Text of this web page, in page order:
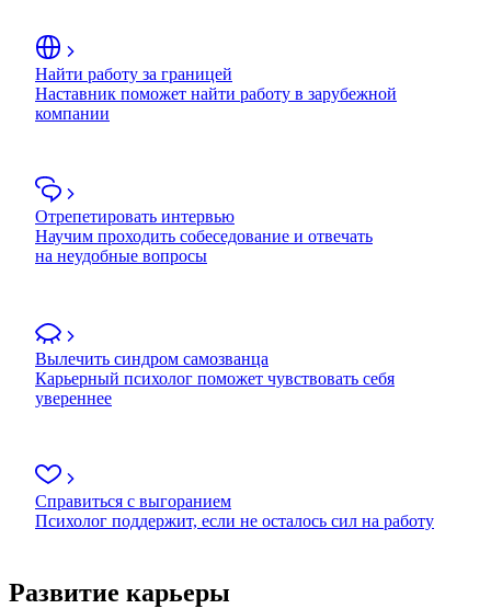
Найти работу за границей
Наставник поможет найти работу в зарубежной
компании
Отрепетировать интервью
Научим проходить собеседование и отвечать
на неудобные вопросы
Вылечить синдром самозванца
Карьерный психолог поможет чувствовать себя
увереннее
Справиться с выгоранием
Психолог поддержит, если не осталось сил на работу
Развитие карьеры